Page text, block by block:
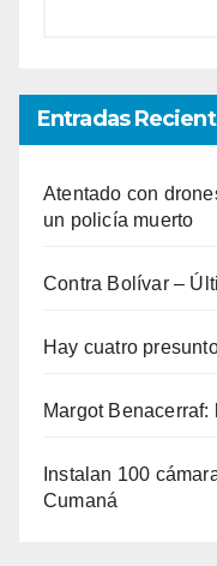
Entradas
Atentado con
un policía muerto
Contra Bolívar –
Hay cuatro
Margot
Instalan 100
Cumaná